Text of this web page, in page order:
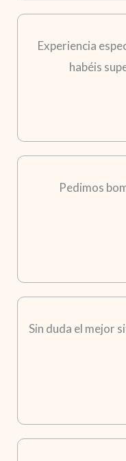
Experiencia
habéis
Pedimos
Sin duda el mejor